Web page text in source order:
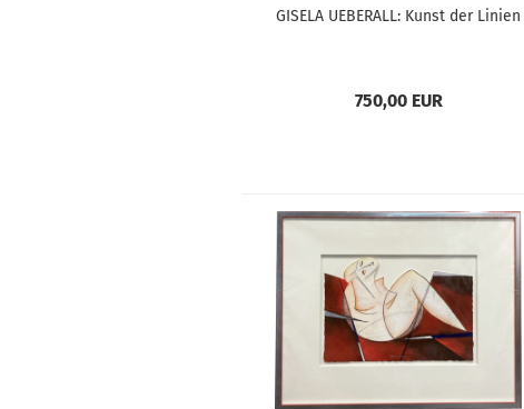
GISELA UEBERALL: Kunst der Linien
750,00 EUR